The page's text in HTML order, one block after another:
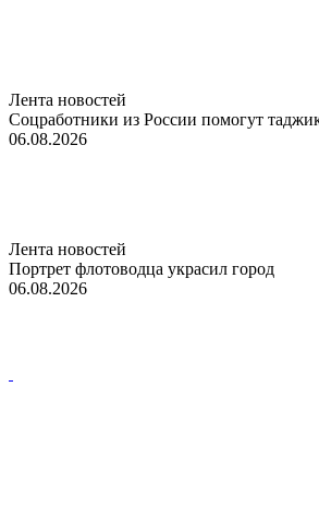
Лента новостей
Соцработники из России помогут
06.08.2026
Лента новостей
Портрет флотоводца украсил город
06.08.2026